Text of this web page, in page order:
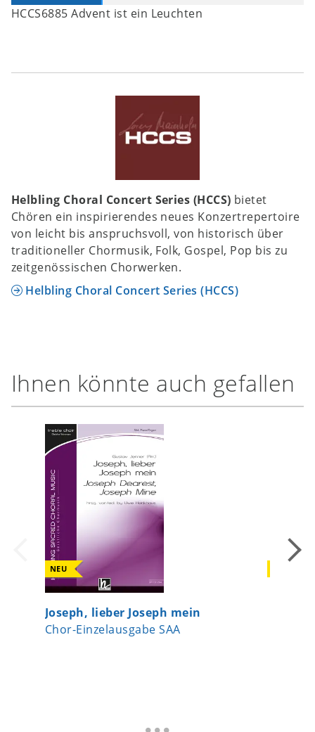
HCCS6885 Advent ist ein Leuchten
Helbling Choral Concert Series (HCCS) bietet
Chören ein inspirierendes neues Konzertrepertoire
von leicht bis anspruchsvoll, von historisch über
traditioneller Chormusik, Folk, Gospel, Pop bis zu
zeitgenössischen Chorwerken.
Helbling Choral Concert Series (HCCS)
Ihnen könnte auch gefallen
NEU
Joseph, lieber Joseph mein
Chor-Einzelausgabe SAA